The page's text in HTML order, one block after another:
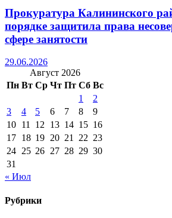
Прокуратура Калининского
порядке защитила права
сфере занятости
29.06.2026
Август 2026
Пн Вт Ср Чт Пт Сб Вс
1
2
3
4 5 6 7 8
9
10 11 12 13 14 15 16
17 18 19 20 21 22 23
24 25 26 27 28 29 30
31
« Июл
Рубрики